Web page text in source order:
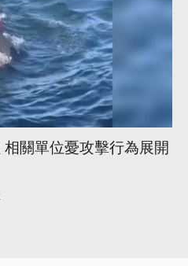
關單位憂攻擊行為展開